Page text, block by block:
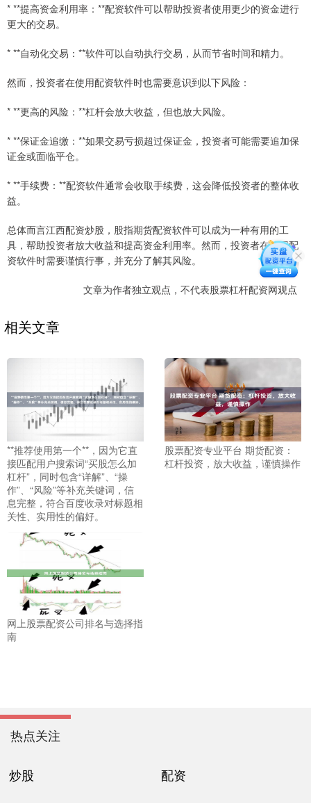
* **提高资金利用率：**配资软件可以帮助投资者使用更少的资金进行
更大的交易。
* **自动化交易：**软件可以自动执行交易，从而节省时间和精力。
然而，投资者在使用配资软件时也需要意识到以下风险：
* **更高的风险：**杠杆会放大收益，但也放大风险。
* **保证金追缴：**如果交易亏损超过保证金，投资者可能需要追加保
证金或面临平仓。
* **手续费：**配资软件通常会收取手续费，这会降低投资者的整体收
益。
总体而言江西配资炒股，股指期货配资软件可以成为一种有用的工
具，帮助投资者放大收益和提高资金利用率。然而，投资者在使用配
资软件时需要谨慎行事，并充分了解其风险。
文章为作者独立观点，不代表股票杠杆配资网观点
相关文章
**推荐使用第一个**，因为它直
接匹配用户搜索词“买股怎么加
杠杆”，同时包含“详解”、“操
作”、“风险”等补充关键词，信
息完整，符合百度收录对标题相
关性、实用性的偏好。
股票配资专业平台 期货配资：
杠杆投资，放大收益，谨慎操作
网上股票配资公司排名与选择指
南
热点关注
炒股 配资